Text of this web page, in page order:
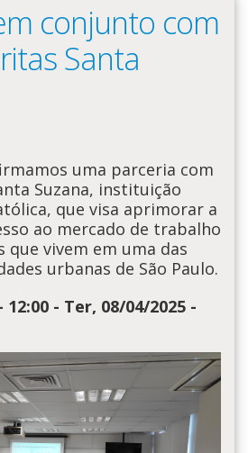
conjunto com
Santa
uma parceria com
Suzana, instituição
que visa aprimorar a
ao mercado de trabalho
vivem em uma das
urbanas de São Paulo.
12:00 - Ter, 08/04/2025 -